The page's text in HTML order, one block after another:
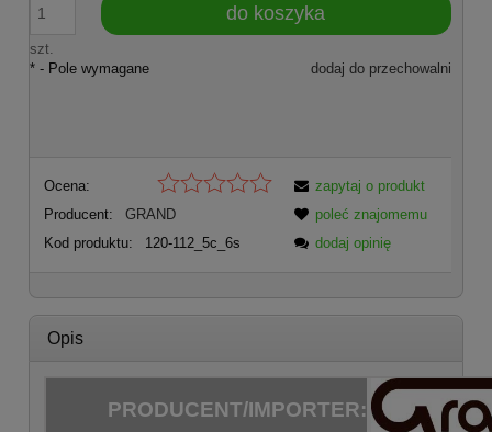
szt.
do koszyka
dodaj do przechowalni
* - Pole wymagane
Ocena:
Producent:
GRAND
Kod produktu:
120-112_5c_6s
zapytaj o produkt
poleć znajomemu
dodaj opinię
Opis
PRODUCENT/IMPORTER: